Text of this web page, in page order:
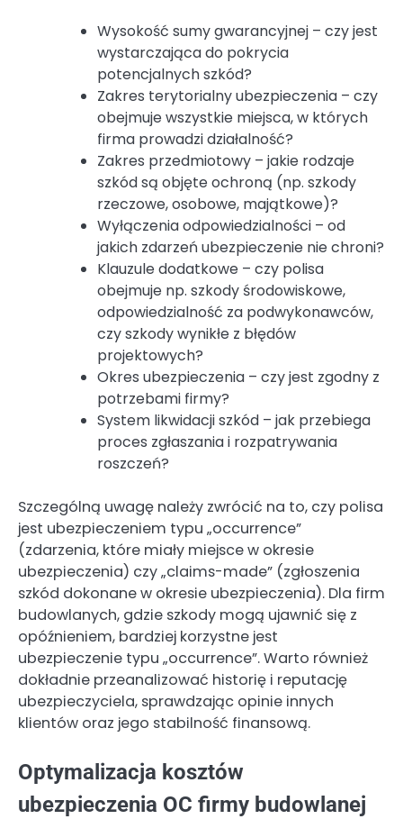
Wysokość sumy gwarancyjnej – czy jest
wystarczająca do pokrycia
potencjalnych szkód?
Zakres terytorialny ubezpieczenia – czy
obejmuje wszystkie miejsca, w których
firma prowadzi działalność?
Zakres przedmiotowy – jakie rodzaje
szkód są objęte ochroną (np. szkody
rzeczowe, osobowe, majątkowe)?
Wyłączenia odpowiedzialności – od
jakich zdarzeń ubezpieczenie nie chroni?
Klauzule dodatkowe – czy polisa
obejmuje np. szkody środowiskowe,
odpowiedzialność za podwykonawców,
czy szkody wynikłe z błędów
projektowych?
Okres ubezpieczenia – czy jest zgodny z
potrzebami firmy?
System likwidacji szkód – jak przebiega
proces zgłaszania i rozpatrywania
roszczeń?
Szczególną uwagę należy zwrócić na to, czy polisa
jest ubezpieczeniem typu „occurrence”
(zdarzenia, które miały miejsce w okresie
ubezpieczenia) czy „claims-made” (zgłoszenia
szkód dokonane w okresie ubezpieczenia). Dla firm
budowlanych, gdzie szkody mogą ujawnić się z
opóźnieniem, bardziej korzystne jest
ubezpieczenie typu „occurrence”. Warto również
dokładnie przeanalizować historię i reputację
ubezpieczyciela, sprawdzając opinie innych
klientów oraz jego stabilność finansową.
Optymalizacja kosztów
ubezpieczenia OC firmy budowlanej